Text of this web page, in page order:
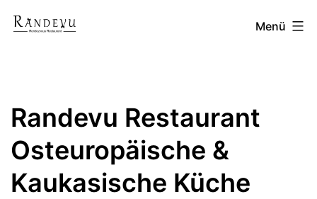
Zum
Inhalt
Randevu
Menü
Randevu Restaurant
Osteuropäische &
Kaukasische Küche